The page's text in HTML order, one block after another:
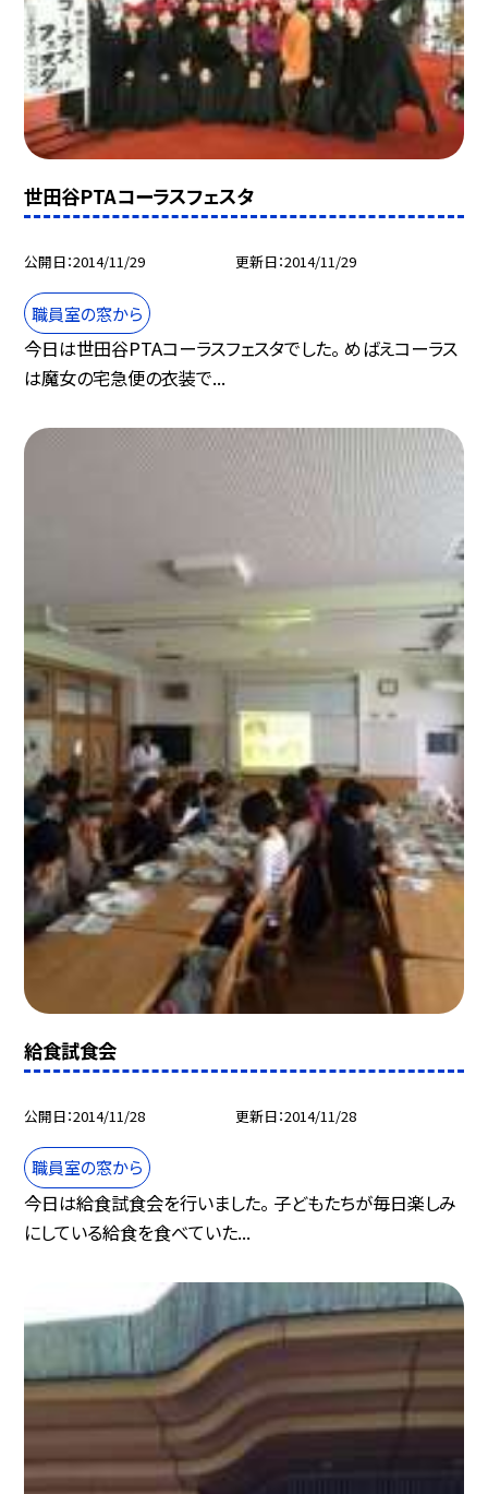
世田谷PTAコーラスフェスタ
公開日 2014/11/29 更新日 2014/11/29
職員室の窓から
今日は世田谷PTAコーラスフェスタでした。 めばえコーラス
は魔女の宅急便の衣装で...
給食試食会
公開日 2014/11/28 更新日 2014/11/28
職員室の窓から
今日は給食試食会を行いました。 子どもたちが毎日楽しみ
にしている給食を食べていた...